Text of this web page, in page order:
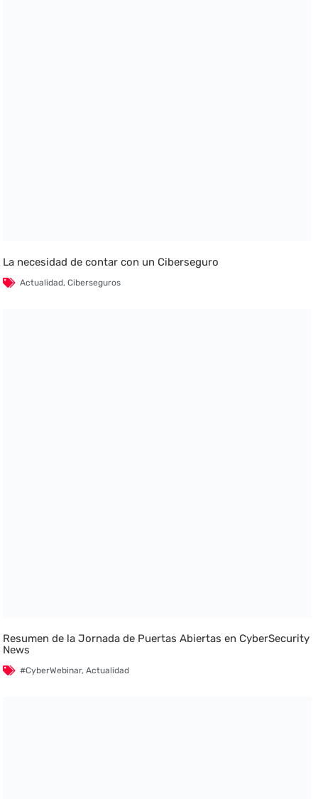
La necesidad de contar con un Ciberseguro
Actualidad,Ciberseguros
Resumen de la Jornada de Puertas Abiertas en CyberSecurity
News
#CyberWebinar,Actualidad